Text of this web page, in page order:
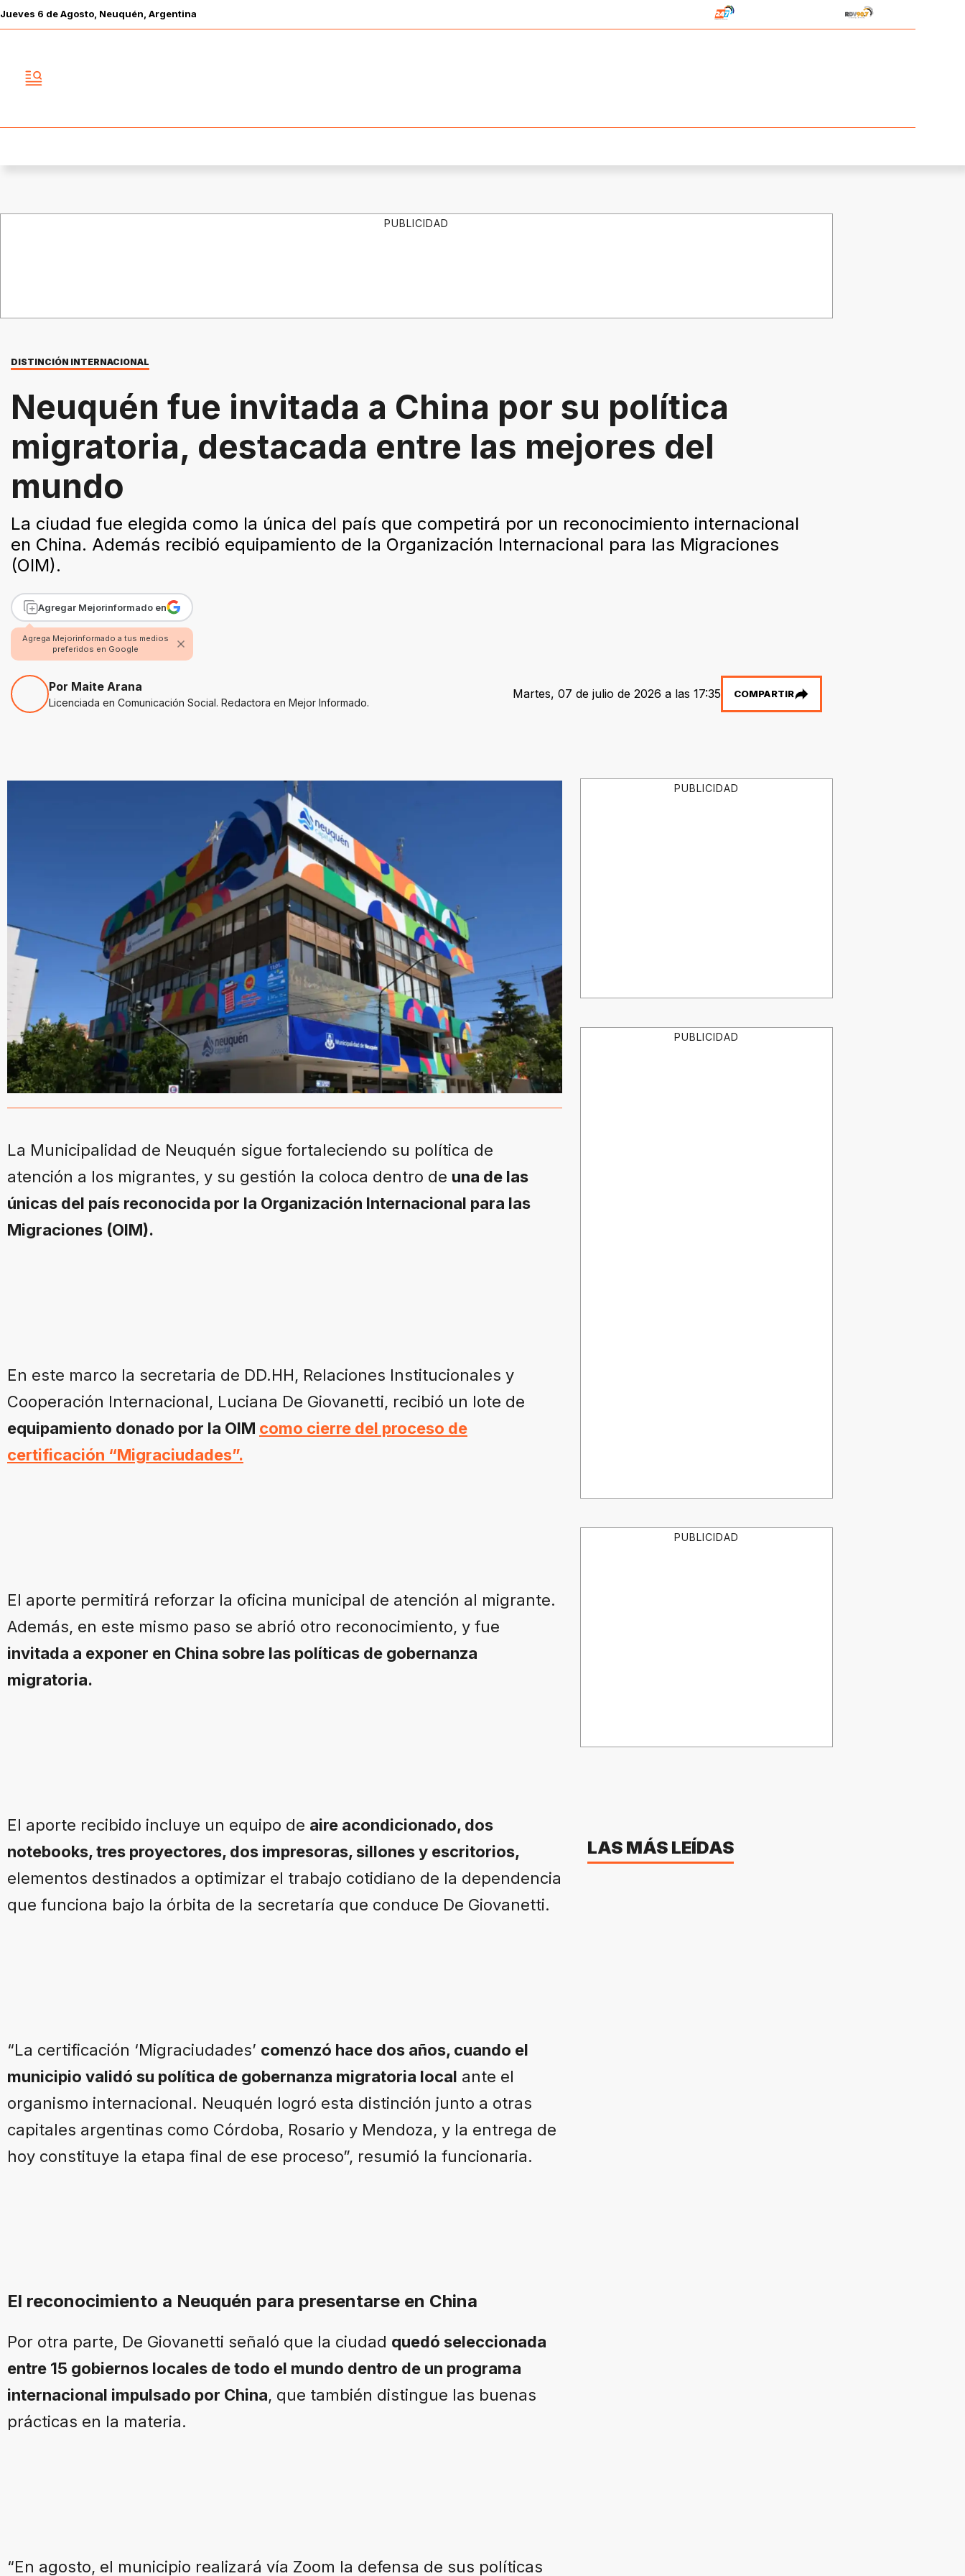
Jueves 6 deAgosto , Neuquén, Argentina
PUBLICIDAD
DISTINCIÓN INTERNACIONAL
Neuquén fue invitada a China por su política
migratoria, destacada entre las mejores del
mundo
La ciudad fue elegida como la única del país que competirá por un reconocimiento internacional
en China. Además recibió equipamiento de la Organización Internacional para las Migraciones
(OIM).
Agregar Mejorinformado en
Agrega Mejorinformado a tus medios
preferidos en Google
Por Maite Arana
Licenciada en Comunicación Social. Redactora en Mejor Informado.
Martes, 07 de julio de 2026 a las 17:35 COMPARTIR
La Municipalidad de Neuquén sigue fortaleciendo su política de
atención a los migrantes, y su gestión la coloca dentro de una de las
únicas del país reconocida por la Organización Internacional para las
Migraciones (OIM).
En este marco la secretaria de DD.HH, Relaciones Institucionales y
Cooperación Internacional, Luciana De Giovanetti, recibió un lote de
equipamiento donado por la OIM como cierre del proceso de
certificación “Migraciudades”.
El aporte permitirá reforzar la oficina municipal de atención al migrante.
Además, en este mismo paso se abrió otro reconocimiento, y fue
invitada a exponer en China sobre las políticas de gobernanza
migratoria.
El aporte recibido incluye un equipo de aire acondicionado, dos
notebooks, tres proyectores, dos impresoras, sillones y escritorios,
elementos destinados a optimizar el trabajo cotidiano de la dependencia
que funciona bajo la órbita de la secretaría que conduce De Giovanetti.
“La certificación ‘Migraciudades’ comenzó hace dos años, cuando el
municipio validó su política de gobernanza migratoria local ante el
organismo internacional. Neuquén logró esta distinción junto a otras
capitales argentinas como Córdoba, Rosario y Mendoza, y la entrega de
hoy constituye la etapa final de ese proceso”, resumió la funcionaria.
El reconocimiento a Neuquén para presentarse en China
Por otra parte, De Giovanetti señaló que la ciudad quedó seleccionada
entre 15 gobiernos locales de todo el mundo dentro de un programa
internacional impulsado por China, que también distingue las buenas
prácticas en la materia.
“En agosto, el municipio realizará vía Zoom la defensa de sus políticas
PUBLICIDAD
PUBLICIDAD
PUBLICIDAD
LAS MÁS LEÍDAS